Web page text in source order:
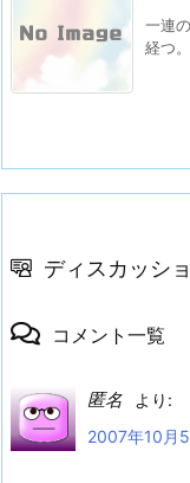
一連
経つ
ディスカッシ
コメント一覧
匿名
より:
2007年10月